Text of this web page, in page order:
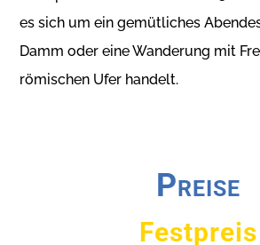
es sich um ein gemütliches
Damm oder eine Wanderung mit
römischen Ufer handelt.
Preise
Festpreis